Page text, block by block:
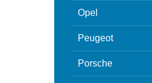
Opel
Peugeot
Porsche